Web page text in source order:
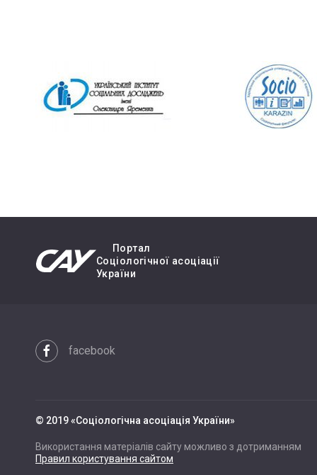
Портал
Cоціологічної асоціації
України
facebook
© 2019 «Cоціологічна асоціація України»
Використання матеріалів сайту можливо з дотриманням
Правил користування сайтом